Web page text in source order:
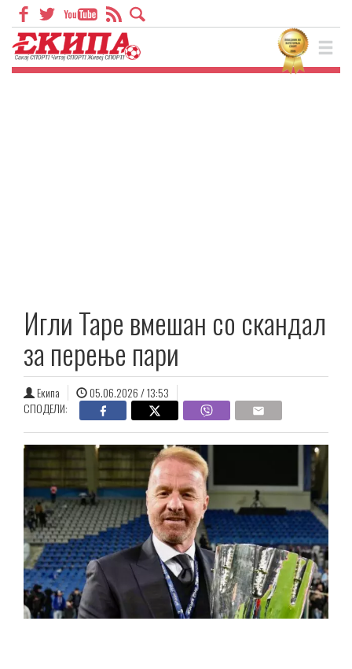
Игли Таре вмешан со скандал
за перење пари
Екипа
05.06.2026 / 13:53
СПОДЕЛИ: